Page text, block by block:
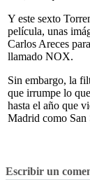
Y este sexto
película, unas
Carlos Areces
llamado NOX.
Sin embargo, la
que irrumpe lo
hasta el año que
Madrid como San
Escribir un